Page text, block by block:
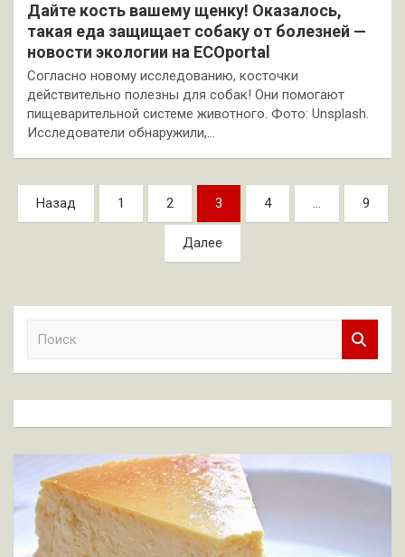
Дайте кость вашему щенку! Оказалось,
такая еда защищает собаку от болезней —
новости экологии на ECOportal
Согласно новому исследованию, косточки
действительно полезны для собак! Они помогают
пищеварительной системе животного. Фото: Unsplash.
Исследователи обнаружили,…
Пагинация
записей
Назад 1 2 3 4 … 9
Далее
к